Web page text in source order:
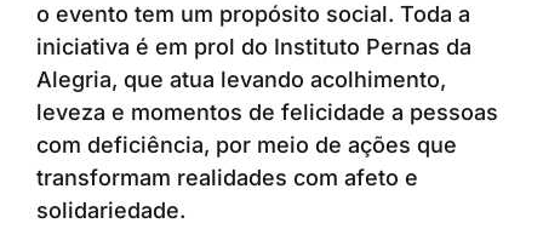
o evento tem um propósito social. Toda a
iniciativa é em prol do Instituto Pernas da
Alegria, que atua levando acolhimento,
leveza e momentos de felicidade a pessoas
com deficiência, por meio de ações que
transformam realidades com afeto e
solidariedade.